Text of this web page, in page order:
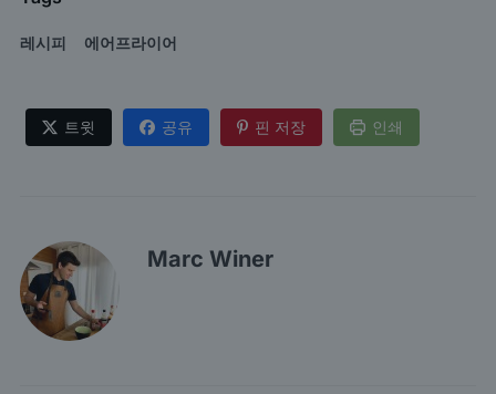
레시피 에어프라이어
트윗 공유 핀 저장 인쇄
Marc Winer